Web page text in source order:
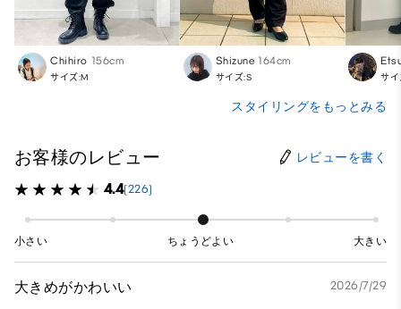
Chihiro 156cm
サイズ:M
Shizune 164cm
サイズ:S サ
スタイリングをもっとみる
お客様のレビュー レビューを書く
4.4(226)
小さい ちょうどよい 大きい
大きめがかわいい 2026/7/29